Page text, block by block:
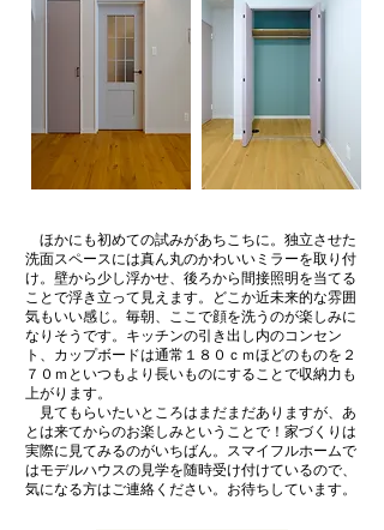
ほかにも初めての試みがあちこちに。独立させた
洗面スペースには真ん丸のかわいいミラーを取り付
け。壁から少し浮かせ、後ろから間接照明を当てる
ことで浮き立って見えます。どこか近未来的な雰囲
気もいい感じ。毎朝、ここで顔を洗うのが楽しみに
なりそうです。キッチンの引き出し内のコンセン
ト、カップボードは通常１８０ｃｍほどのものを２
７０ｍといつもより長いものにすることで収納力も
上がります。
見てもらいたいところはまだまだありますが、あ
とは来てからのお楽しみということで！家づくりは
実際に見てみるのがいちばん。スマイフルホームで
はモデルハウスの見学を随時受け付けているので、
気になる方はご連絡ください。お待ちしています。